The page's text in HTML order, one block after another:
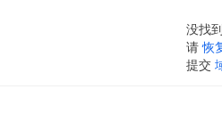
没找
请 恢
提交